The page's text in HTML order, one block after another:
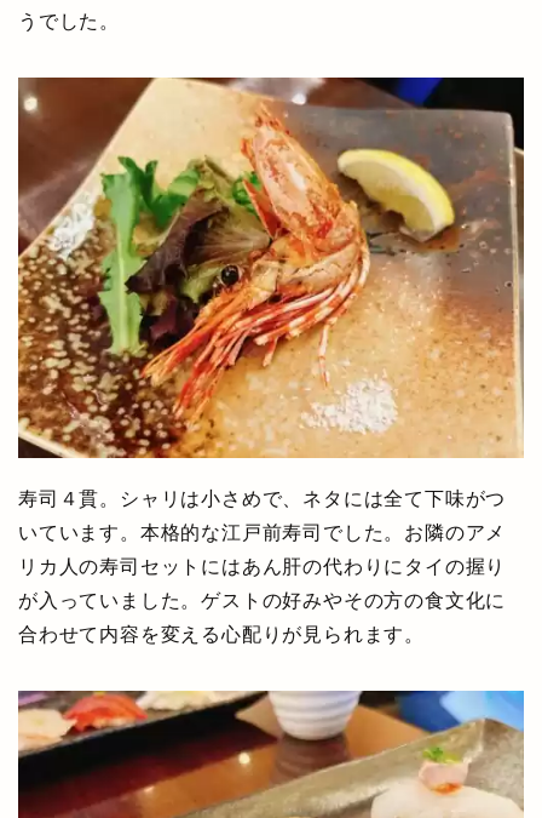
うでした。
寿司４貫。シャリは小さめで、ネタには全て下味がつ
いています。本格的な江戸前寿司でした。お隣のアメ
リカ人の寿司セットにはあん肝の代わりにタイの握り
が入っていました。ゲストの好みやその方の食文化に
合わせて内容を変える心配りが見られます。